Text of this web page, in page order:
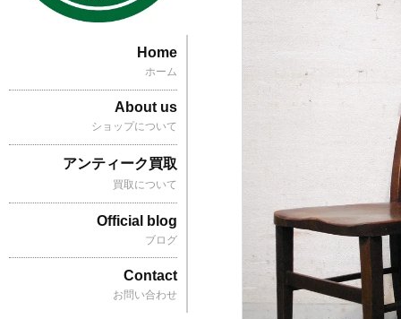
Home
ホーム
About us
ショップについて
アンティーク買取
買取について
Official blog
ブログ
Contact
お問い合わせ